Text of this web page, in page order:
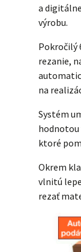
a
výrobu.
Pokročilý
rezanie,
na
Systém
hodnotou
ktoré
Okrem
vlnitú
rezať